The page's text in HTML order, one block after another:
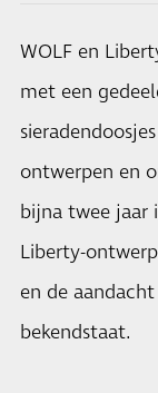
WOLF en
met een
ontwerpen en
bijna twee jaar
Liberty-
en de
bekendstaat.